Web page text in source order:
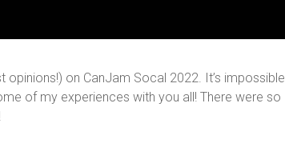
on CanJam Socal 2022. It’s impossible
of my experiences with you all! There were so